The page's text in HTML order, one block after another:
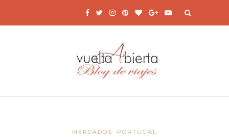
MERCADOS
PORTUGAL